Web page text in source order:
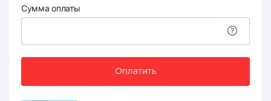
Сумма оплаты
Оплатить